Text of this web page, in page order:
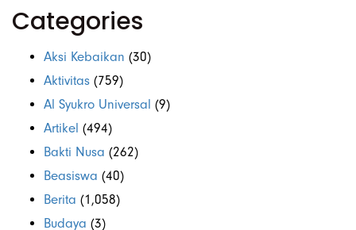
Categories
Aksi Kebaikan (30)
Aktivitas (759)
Al Syukro Universal (9)
Artikel (494)
Bakti Nusa (262)
Beasiswa (40)
Berita (1,058)
Budaya (3)